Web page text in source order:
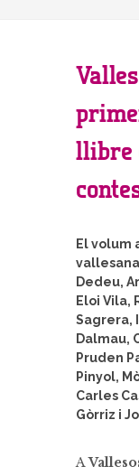
llibre
El volum
Dedeu,
Eloi Vila,
Sagrera,
Dalmau,
Pruden
Pinyol,
Carles
Gòrriz i
A